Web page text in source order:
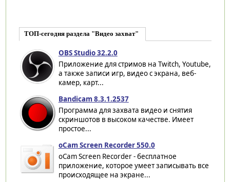
ТОП-сегодня раздела "Видео захват"
OBS Studio 32.2.0
Приложение для стримов на Twitch, Youtube,
а также записи игр, видео с экрана, веб-
камер, карт...
Bandicam 8.3.1.2537
Программа для захвата видео и снятия
скриншотов в высоком качестве. Имеет
простое...
oCam Screen Recorder 550.0
oCam Screen Recorder - бесплатное
приложение, которое умеет записывать все
происходящее на экране...